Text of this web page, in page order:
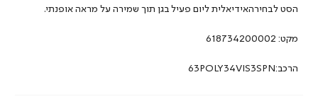
הסט לבחירהאידיאלית ליום פעיל בגן תוך שמירה על מראה אופנתי.
מקט: 618734200002
הרכב:63POLY34VIS3SPN